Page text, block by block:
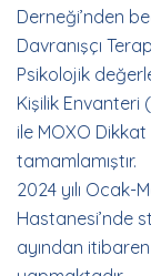
Derneği’nden
Davranışçı
Psikolojik
Kişilik Envanteri
ile MOXO
tamamlamıştır.
2024 yılı Ocak-
Hastanesi’nde
ayından